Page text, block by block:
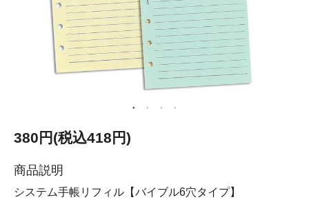
380円(税込418円)
商品説明
システム手帳リフィル【バイブル6穴タイプ】